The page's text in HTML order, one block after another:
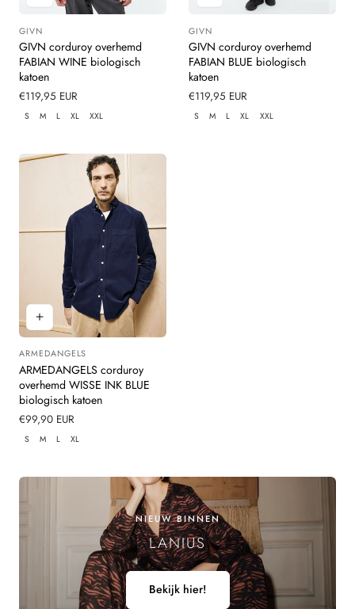
Leverancier:
GIVN
GIVN corduroy overhemd
FABIAN WINE biologisch
katoen
Normale
prijs
€119,95 EUR
S M L XL XXL
Leverancier:
GIVN
GIVN corduroy overhemd
FABIAN BLUE biologisch
katoen
Normale
prijs
€119,95 EUR
S M L XL XXL
Leverancier:
ARMEDANGELS
ARMEDANGELS corduroy
overhemd WISSE INK BLUE
biologisch katoen
Normale
prijs
€99,90 EUR
S M L XL
NIEUW BINNEN
LANIUS
Bekijk hier!